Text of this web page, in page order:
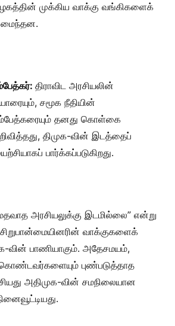
முக்கிய வாக்கு வங்கிகளைக்
திராவிட அரசியலின்
சமூக நீதியின்
தனது கொள்கை
திமுக-வின் இடத்தைப்
பார்க்கப்படுகிறது.
அரசியலுக்கு இடமில்லை” என்று
வாக்குகளைக்
வின் பாணியாகும். அதேசமயம்,
புண்படுத்தாத
அதிமுக-வின் சமநிலையான